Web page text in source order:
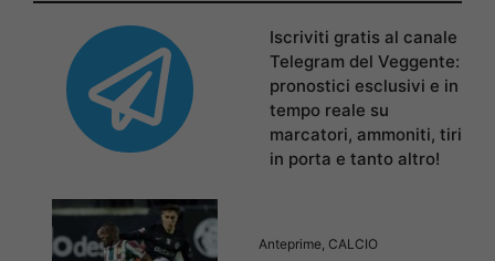
Iscriviti gratis al canale
Telegram del Veggente:
pronostici esclusivi e in
tempo reale su
marcatori, ammoniti, tiri
in porta e tanto altro!
Anteprime, CALCIO